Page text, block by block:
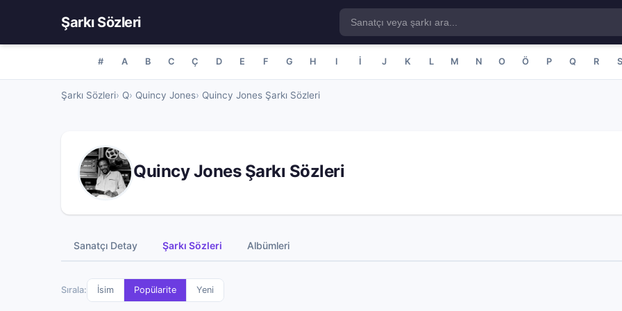
Şarkı Sözleri
# A B C Ç D E F G H I İ J K L M N O Ö P Q R S
Şarkı Sözleri Q Quincy Jones Quincy Jones Şarkı Sözleri
Quincy Jones Şarkı Sözleri
Sanatçı Detay Şarkı Sözleri Albümleri
Sırala: İsim Popülarite Yeni